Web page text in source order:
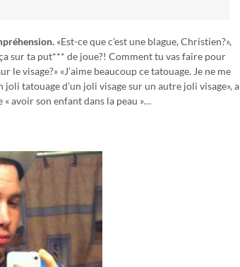
«Est-ce que c’est une blague, Christien?»,
sur ta put*** de joue?! Comment tu vas faire pour
visage?» «J’aime beaucoup ce tatouage. Je ne me
joli tatouage d’un joli visage sur un autre joli visage», a
« avoir son enfant dans la peau »…